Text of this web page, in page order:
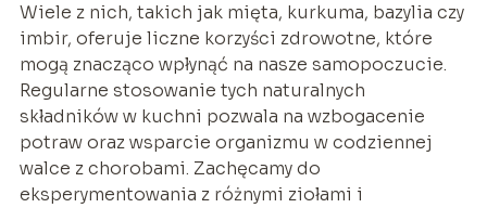
Wiele z nich, takich jak mięta, kurkuma, bazylia czy
imbir, oferuje liczne korzyści zdrowotne, które
mogą znacząco wpłynąć na nasze samopoczucie.
Regularne stosowanie tych naturalnych
składników w kuchni pozwala na wzbogacenie
potraw oraz wsparcie organizmu w codziennej
walce z chorobami. Zachęcamy do
eksperymentowania z różnymi ziołami i